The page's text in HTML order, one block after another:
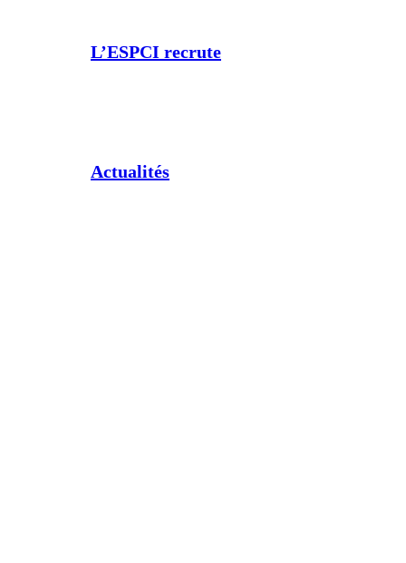
L’ESPCI recrute
Actualités